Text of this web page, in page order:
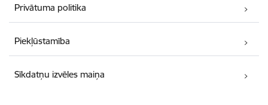
Privātuma politika
Piekļūstamība
Sīkdatņu izvēles maiņa